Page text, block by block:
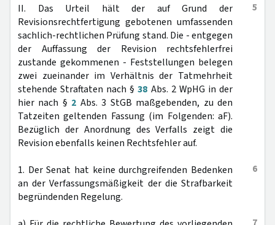
5
II. Das Urteil hält der auf Grund der
Revisionsrechtfertigung gebotenen umfassenden
sachlich-rechtlichen Prüfung stand. Die - entgegen
der Auffassung der Revision rechtsfehlerfrei
zustande gekommenen - Feststellungen belegen
zwei zueinander im Verhältnis der Tatmehrheit
stehende Straftaten nach §38 Abs. 2 WpHG in der
hier nach § 2 Abs. 3 StGB maßgebenden, zu den
Tatzeiten geltenden Fassung (im Folgenden: aF).
Bezüglich der Anordnung des Verfalls zeigt die
Revision ebenfalls keinen Rechtsfehler auf.
6
1. Der Senat hat keine durchgreifenden Bedenken
an der Verfassungsmäßigkeit der die Strafbarkeit
begründenden Regelung.